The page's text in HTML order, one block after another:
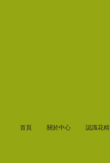
首頁 關於中心 認識花精